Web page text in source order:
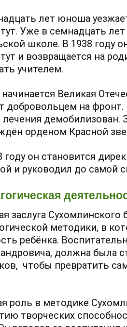
лет юноша
Уже в семнадцать
школе. В 1938 году
и возвращается на
учителем.
начинается Великая
добровольцем на
лечения
орденом Красной
году он становится
и руководил до самой
заслуга
методики, в
ребёнка.
должна была
чтобы превратить
роль в методике
творческих